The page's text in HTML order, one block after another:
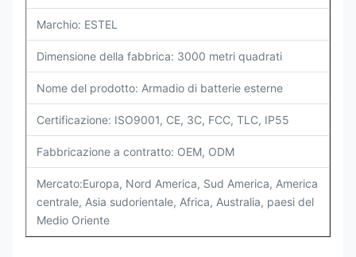
Marchio: ESTEL
Dimensione della fabbrica: 3000 metri quadrati
Nome del prodotto: Armadio di batterie esterne
Certificazione: ISO9001, CE, 3C, FCC, TLC, IP55
Fabbricazione a contratto: OEM, ODM
Mercato:Europa, Nord America, Sud America, America
centrale, Asia sudorientale, Africa, Australia, paesi del
Medio Oriente